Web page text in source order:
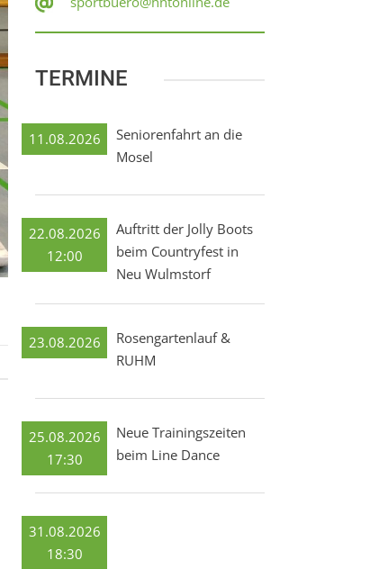
TERMINE
11.08.2026
Seniorenfahrt an die
Mosel
22.08.2026
12:00
Auftritt der Jolly Boots
beim Countryfest in
Neu Wulmstorf
23.08.2026
Rosengartenlauf &
RUHM
25.08.2026
17:30
Neue Trainingszeiten
beim Line Dance
31.08.2026
18:30